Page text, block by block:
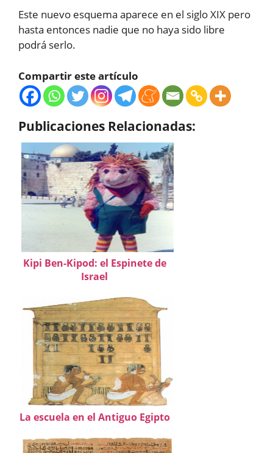
Este nuevo esquema aparece en el siglo XIX pero
hasta entonces nadie que no haya sido libre
podrá serlo.
Compartir este artículo
Publicaciones Relacionadas:
Kipi Ben-Kipod: el Espinete de
Israel
La escuela en el Antiguo Egipto